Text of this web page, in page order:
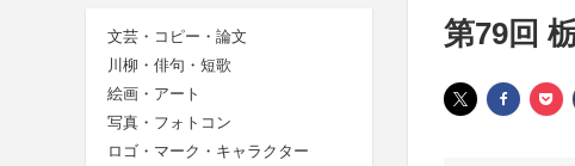
文芸・コピー・論文
川柳・俳句・短歌
絵画・アート
写真・フォトコン
ロゴ・マーク・キャラクター
第79回